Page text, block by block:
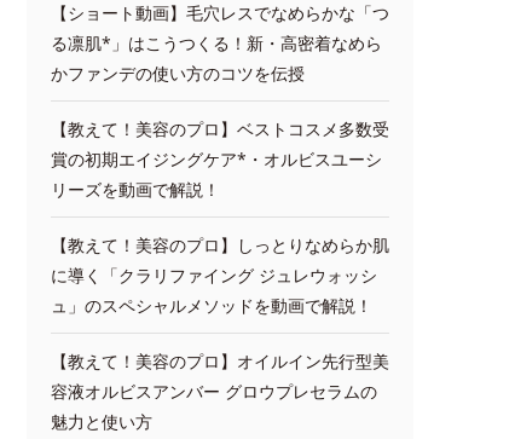
【ショート動画】毛穴レスでなめらかな「つ
る凛肌*」はこうつくる！新・高密着なめら
かファンデの使い方のコツを伝授
【教えて！美容のプロ】ベストコスメ多数受
賞の初期エイジングケア*・オルビスユーシ
リーズを動画で解説！
【教えて！美容のプロ】しっとりなめらか肌
に導く「クラリファイング ジュレウォッシ
ュ」のスペシャルメソッドを動画で解説！
【教えて！美容のプロ】オイルイン先行型美
容液オルビスアンバー グロウプレセラムの
魅力と使い方